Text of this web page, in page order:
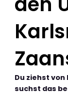
Du ziehst
suchst das